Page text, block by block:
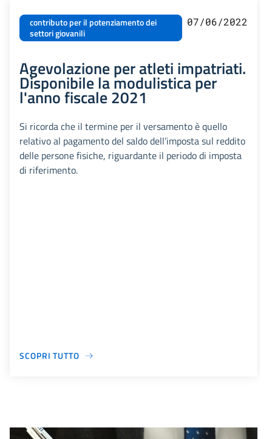
contributo per il potenziamento dei
settori giovanili
07/06/2022
Agevolazione per atleti impatriati.
Disponibile la modulistica per
l'anno fiscale 2021
Si ricorda che il termine per il versamento è quello
relativo al pagamento del saldo dell’imposta sul reddito
delle persone fisiche, riguardante il periodo di imposta
di riferimento.
SCOPRI TUTTO